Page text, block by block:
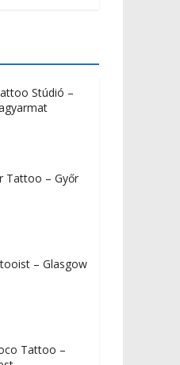
Stúdió –
Tattoo – Győr
– Glasgow
Tattoo –